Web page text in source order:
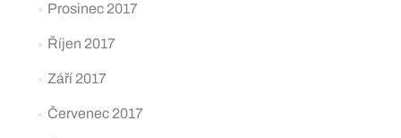
Prosinec 2017
Říjen 2017
Září 2017
Červenec 2017